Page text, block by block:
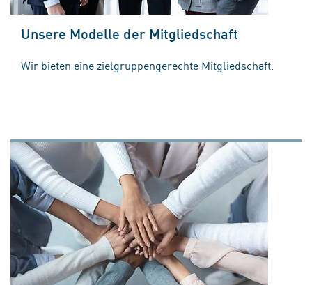
Unsere Modelle der Mitgliedschaft
Wir bieten eine zielgruppengerechte Mitgliedschaft.